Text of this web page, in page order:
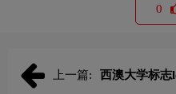
0
上一篇: 西澳大学标志